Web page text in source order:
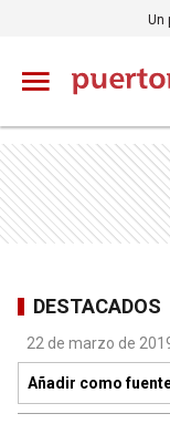
Un
DESTACADOS
22 de marzo de
Añadir como